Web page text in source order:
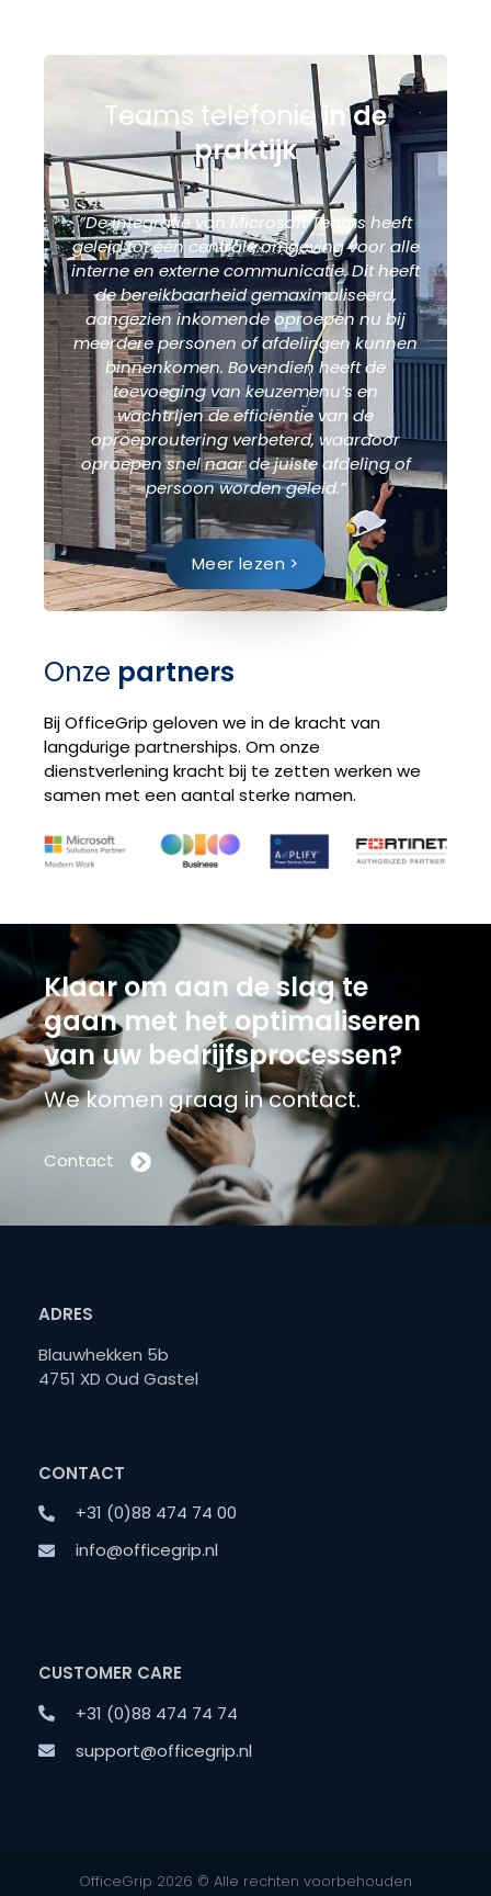
Teams telefoniein de
praktijk
”De integratie van Microsoft Teams heeft
geleid tot één centrale omgeving voor alle
interne en externe communicatie. Dit heeft
de bereikbaarheid gemaximaliseerd,
aangezien inkomende oproepen nu bij
meerdere personen of afdelingen kunnen
binnenkomen. Bovendien heeft de
toevoeging van keuzemenu’s en
wachtrijen de efficiëntie van de
oproeproutering verbeterd, waardoor
oproepen snel naar de juiste afdeling of
persoon worden geleid.”
Meer lezen >
Onze partners
Bij OfficeGrip geloven we in de kracht van
langdurige partnerships. Om onze
dienstverlening kracht bij te zetten werken we
samen met een aantal sterke namen.
Klaar om aan de slag te
gaan met het optimaliseren
van uw bedrijfsprocessen?
We komen graag in contact.
Contact
ADRES
Blauwhekken 5b
4751 XD Oud Gastel
CONTACT
+31 (0)88 474 74 00
info@officegrip.nl
CUSTOMER CARE
+31 (0)88 474 74 74
support@officegrip.nl
OfficeGrip 2026 © Alle rechten voorbehouden